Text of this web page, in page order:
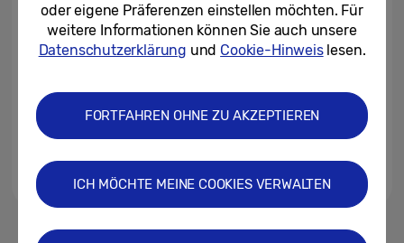
oder eigene Präferenzen einstellen möchten. Für
weitere Informationen können Sie auch unsere
Datenschutzerklärung und Cookie-Hinweislesen.
FORTFAHREN OHNE ZU AKZEPTIEREN
ICH MÖCHTE MEINE COOKIES VERWALTEN